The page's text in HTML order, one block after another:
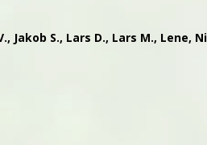
Jakob S., Lars D., Lars M., Lene,